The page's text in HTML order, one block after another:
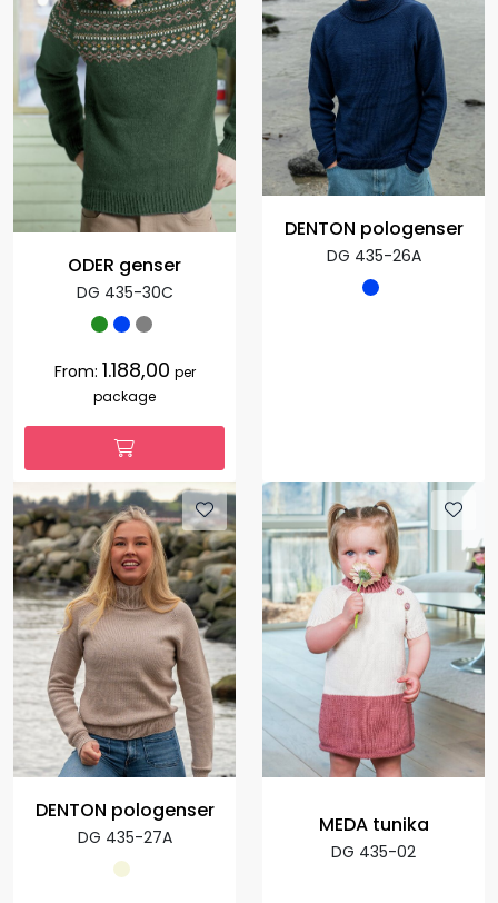
ODER genser
DG 435-30C
From: 1.188,00 per
package
DENTON pologenser
DG 435-26A
DENTON pologenser
DG 435-27A
MEDA tunika
DG 435-02